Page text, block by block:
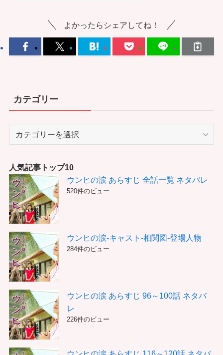
よかったらシェアしてね！
カテゴリー
リ
ー
人気記事トップ10
ウンヒの涙 あらすじ 全話一覧 ネタバレ
520件のビュー
ウンヒの涙-キャスト-相関図-登場人物
284件のビュー
ウンヒの涙 あらすじ 96～100話 ネタバ
レ
226件のビュー